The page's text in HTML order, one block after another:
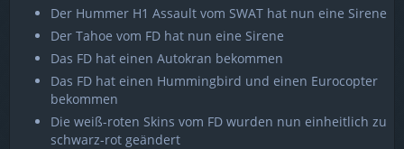
Der Hummer H1 Assault vom SWAT hat nun eine Sirene
Der Tahoe vom FD hat nun eine Sirene
Das FD hat einen Autokran bekommen
Das FD hat einen Hummingbird und einen Eurocopter
bekommen
Die weiß-roten Skins vom FD wurden nun einheitlich zu
schwarz-rot geändert